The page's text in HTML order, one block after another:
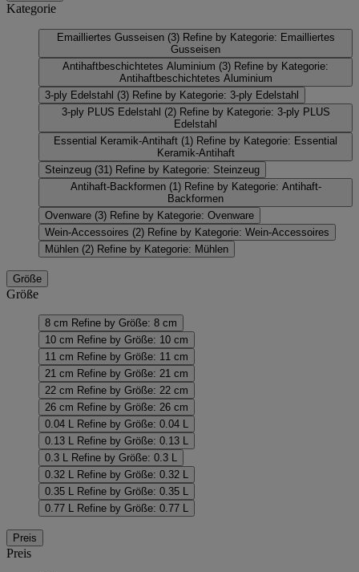
Kategorie
Emailliertes Gusseisen (3) Refine by Kategorie: Emailliertes
Gusseisen
Antihaftbeschichtetes Aluminium (3) Refine by Kategorie:
Antihaftbeschichtetes Aluminium
3-ply Edelstahl (3) Refine by Kategorie: 3-ply Edelstahl
3-ply PLUS Edelstahl (2) Refine by Kategorie: 3-ply PLUS
Edelstahl
Essential Keramik-Antihaft (1) Refine by Kategorie: Essential
Keramik-Antihaft
Steinzeug (31) Refine by Kategorie: Steinzeug
Antihaft-Backformen (1) Refine by Kategorie: Antihaft-
Backformen
Ovenware (3) Refine by Kategorie: Ovenware
Wein-Accessoires (2) Refine by Kategorie: Wein-Accessoires
Mühlen (2) Refine by Kategorie: Mühlen
Größe
Größe
8 cm Refine by Größe: 8 cm
10 cm Refine by Größe: 10 cm
11 cm Refine by Größe: 11 cm
21 cm Refine by Größe: 21 cm
22 cm Refine by Größe: 22 cm
26 cm Refine by Größe: 26 cm
0.04 L
Refine by Größe: 0.04 L
0.13 L
Refine by Größe: 0.13 L
0.3 L
Refine by Größe: 0.3 L
0.32 L
Refine by Größe: 0.32 L
0.35 L
Refine by Größe: 0.35 L
0.77 L
Refine by Größe: 0.77 L
Preis
Preis